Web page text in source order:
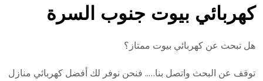
كهربائي بيوت جنوب السرة
هل تبحث عن كهربائي بيوت ممتاز؟
توقف عن البحث واتصل بنا….. فنحن نوفر لك أفضل كهربائي منازل